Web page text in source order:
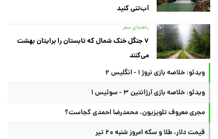
آب‌تنی کنید
راهنمای سفر
۷ جنگل خنک شمال که تابستان را برایتان بهشت
می‌کنند
ویدئو: خلاصه بازی نروژ ۱ - انگلیس ۲
ویدئو: خلاصه بازی آرژانتین ۳ - سوئیس ۱
مجری معروف تلویزیون، محمدرضا احمدی کجاست؟
قیمت دلار، طلا و سکه امروز شنبه ۲۰ تیر